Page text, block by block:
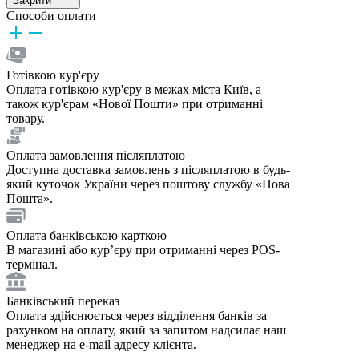
Способи оплати
Готівкою кур'єру
Оплата готівкою кур'єру в межах міста Київ, а
також кур'єрам «Нової Пошти» при отриманні
товару.
Оплата замовлення післяплатою
Доступна доставка замовлень з післяплатою в будь-
який куточок України через поштову службу «Нова
Пошта».
Оплата банківською карткою
В магазині або курʼєру при отриманні через POS-
термінал.
Банківський переказ
Оплата здійснюється через відділення банків за
рахунком на оплату, який за запитом надсилає наш
менеджер на e-mail адресу клієнта.